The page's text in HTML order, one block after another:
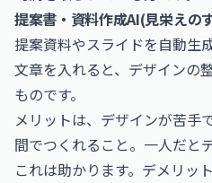
提案書・資料作成AI(見栄えの
提案資料やスライドを自動生
文章を入れると、デザインの
ものです。
メリットは、デザインが苦手
間でつくれること。一人だと
これは助かります。デメリッ